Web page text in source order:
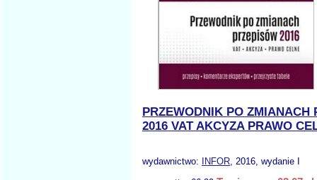
PRZEWODNIK PO ZMIANACH
2016 VAT AKCYZA PRAWO
wydawnictwo: INFOR, 2016, wydanie I